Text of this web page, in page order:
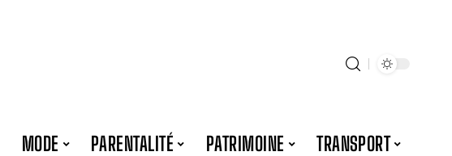
MODE PARENTALITÉ PATRIMOINE TRANSPORT